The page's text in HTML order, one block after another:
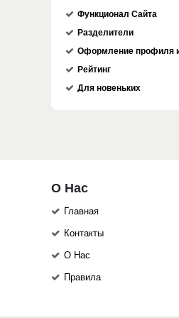
Функционал Сайта
Разделители
Оформление профиля
Рейтинг
Для новеньких
О Нас
Главная
Контакты
О Нас
Правила